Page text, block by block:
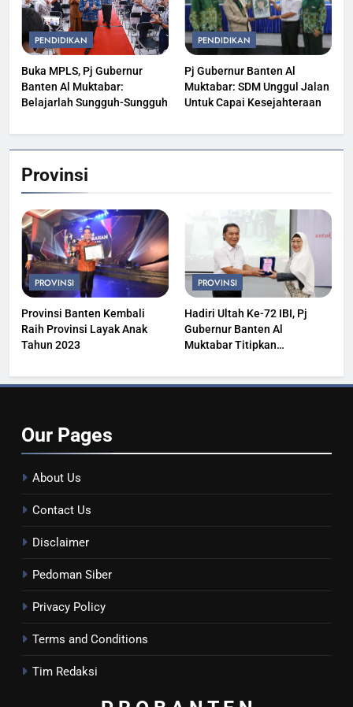
PENDIDIKAN
Buka MPLS, Pj Gubernur
Banten Al Muktabar:
Belajarlah Sungguh-Sungguh
PENDIDIKAN
Pj Gubernur Banten Al
Muktabar: SDM Unggul Jalan
Untuk Capai Kesejahteraan
Provinsi
PROVINSI
Provinsi Banten Kembali
Raih Provinsi Layak Anak
Tahun 2023
PROVINSI
Hadiri Ultah Ke-72 IBI, Pj
Gubernur Banten Al
Muktabar Titipkan
Our Pages
About Us
Contact Us
Disclaimer
Pedoman Siber
Privacy Policy
Terms and Conditions
Tim Redaksi